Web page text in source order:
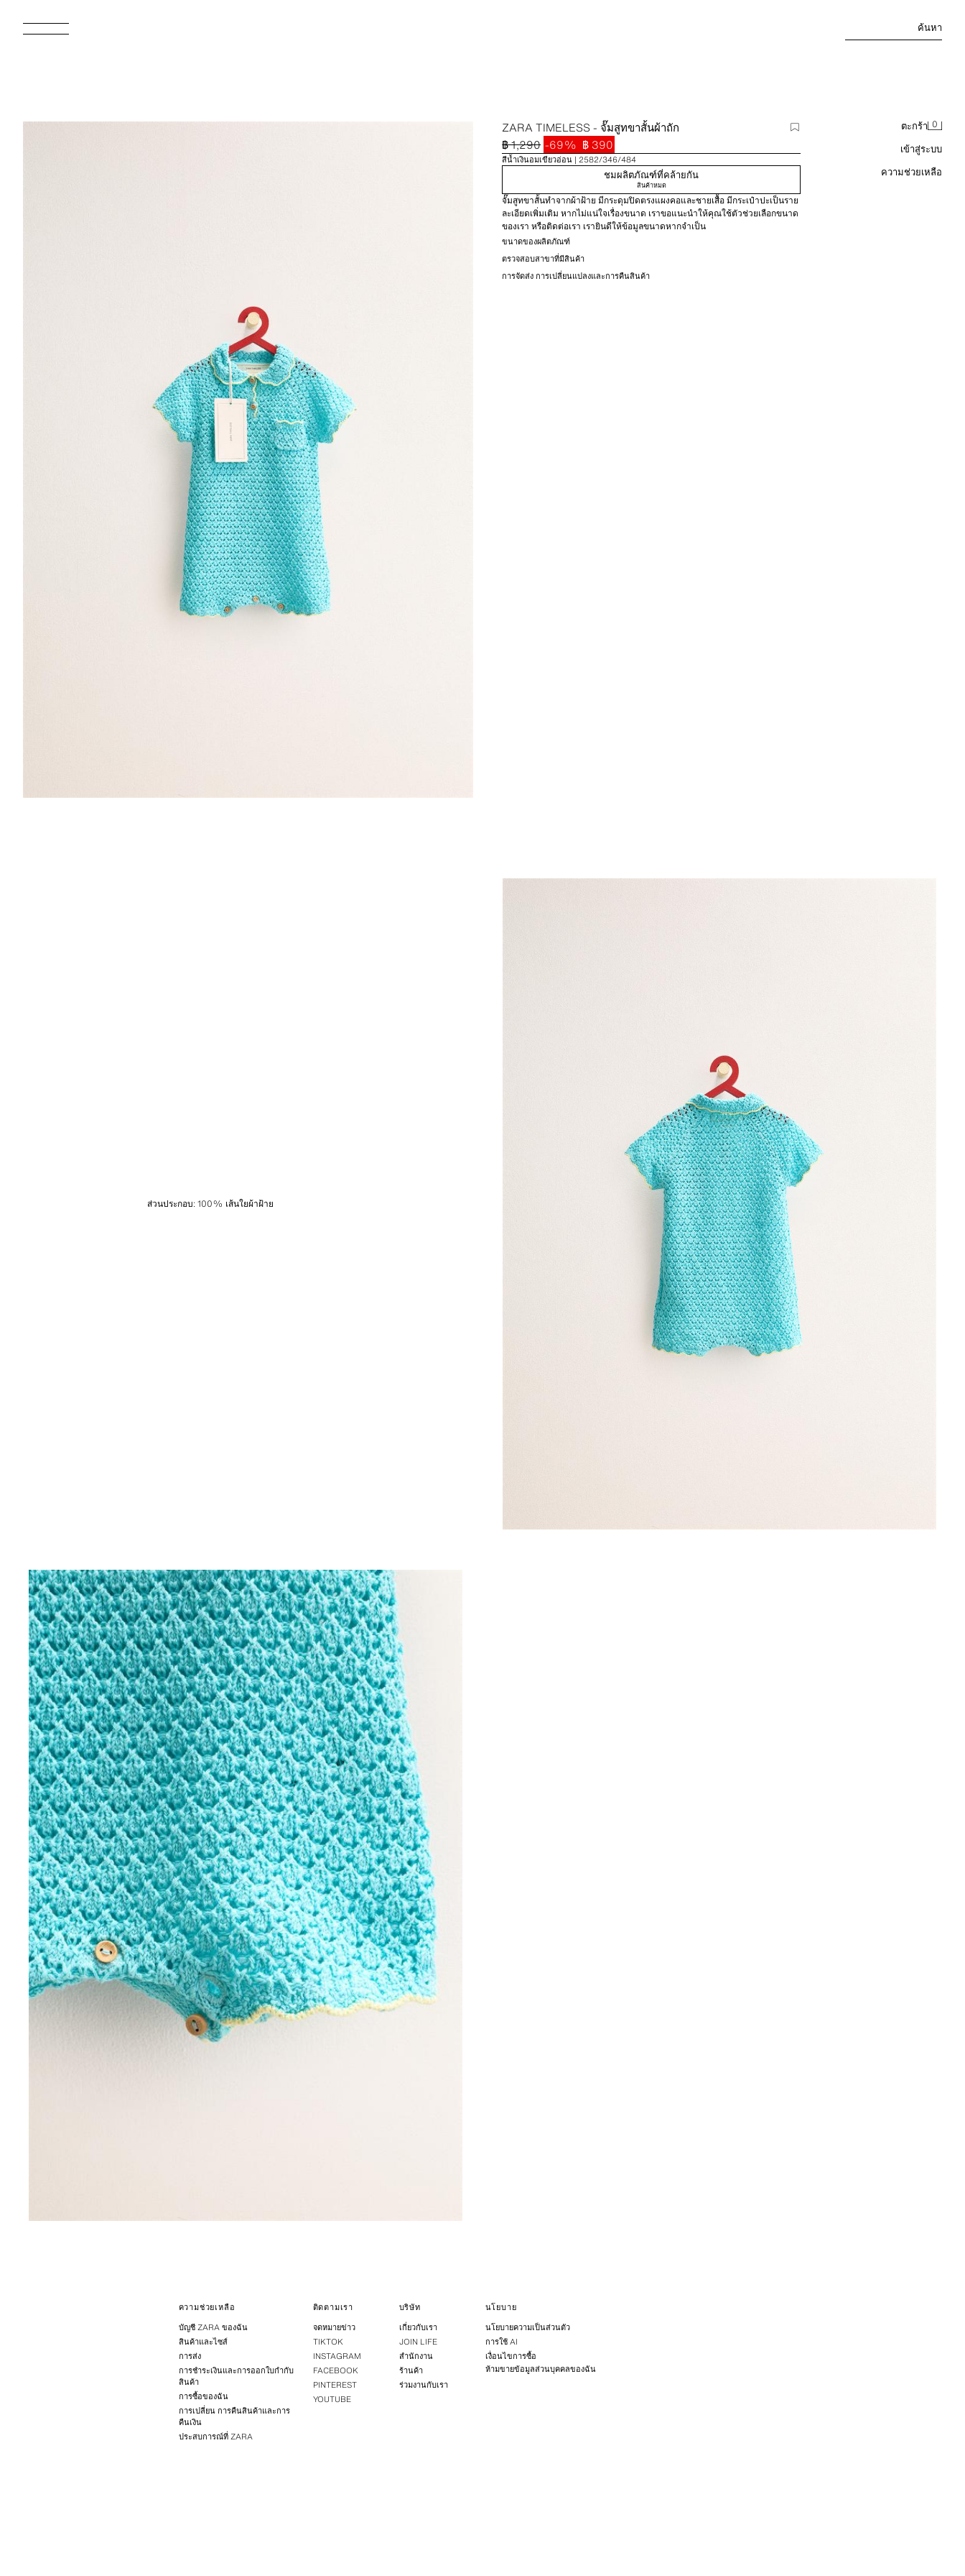
ค้นหา
ตะกร้า 0
เข้าสู่ระบบ
ความช่วยเหลือ
ZARA TIMELESS - จั๊มสูทขาสั้นผ้าถัก
฿ 1,290 -69% ฿ 390
สีน้ำเงินอมเขียวอ่อน 2582/346/484
ชมผลิตภัณฑ์ที่คล้ายกัน
สินค้าหมด
จั๊มสูทขาสั้นทำจากผ้าฝ้าย มีกระดุมปิดตรงแผงคอและชายเสื้อ มีกระเป๋าปะเป็นราย
ละเอียดเพิ่มเติม หากไม่แน่ใจเรื่องขนาด เราขอแนะนำให้คุณใช้ตัวช่วยเลือกขนาด
ของเรา หรือติดต่อเรา เรายินดีให้ข้อมูลขนาดหากจำเป็น
ขนาดของผลิตภัณฑ์
ตรวจสอบสาขาที่มีสินค้า
การจัดส่ง การเปลี่ยนแปลงและการคืนสินค้า
ส่วนประกอบ:100% เส้นใยผ้าฝ้าย
ความช่วยเหลือ
บัญชี ZARA ของฉัน
สินค้าและไซส์
การส่ง
การชำระเงินและการออกใบกำกับ
สินค้า
การซื้อของฉัน
การเปลี่ยน การคืนสินค้าและการ
คืนเงิน
ประสบการณ์ที่ ZARA
ติดตามเรา
จดหมายข่าว
TIKTOK
INSTAGRAM
FACEBOOK
PINTEREST
YOUTUBE
บริษัท
เกี่ยวกับเรา
JOIN LIFE
สำนักงาน
ร้านค้า
ร่วมงานกับเรา
นโยบาย
นโยบายความเป็นส่วนตัว
การใช้ AI
เงื่อนไขการซื้อ
ห้ามขายข้อมูลส่วนบุคคลของฉัน